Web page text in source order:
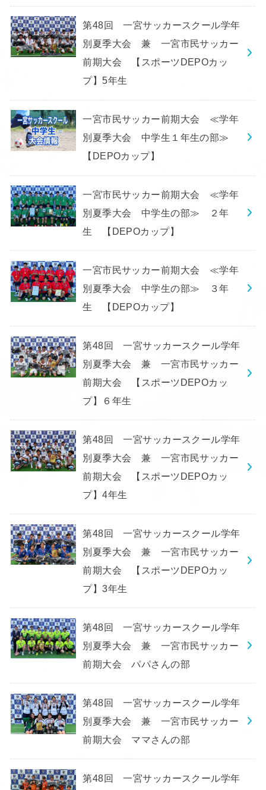
第48回 一宮サッカースクール学年
別夏季大会 兼 一宮市民サッカー
前期大会 【スポーツDEPOカッ
プ】5年生
一宮市民サッカー前期大会 ≪学年
別夏季大会 中学生１年生の部≫
【DEPOカップ】
一宮市民サッカー前期大会 ≪学年
別夏季大会 中学生の部≫ ２年
生 【DEPOカップ】
一宮市民サッカー前期大会 ≪学年
別夏季大会 中学生の部≫ ３年
生 【DEPOカップ】
第48回 一宮サッカースクール学年
別夏季大会 兼 一宮市民サッカー
前期大会 【スポーツDEPOカッ
プ】６年生
第48回 一宮サッカースクール学年
別夏季大会 兼 一宮市民サッカー
前期大会 【スポーツDEPOカッ
プ】4年生
第48回 一宮サッカースクール学年
別夏季大会 兼 一宮市民サッカー
前期大会 【スポーツDEPOカッ
プ】3年生
第48回 一宮サッカースクール学年
別夏季大会 兼 一宮市民サッカー
前期大会 パパさんの部
第48回 一宮サッカースクール学年
別夏季大会 兼 一宮市民サッカー
前期大会 ママさんの部
第48回 一宮サッカースクール学年